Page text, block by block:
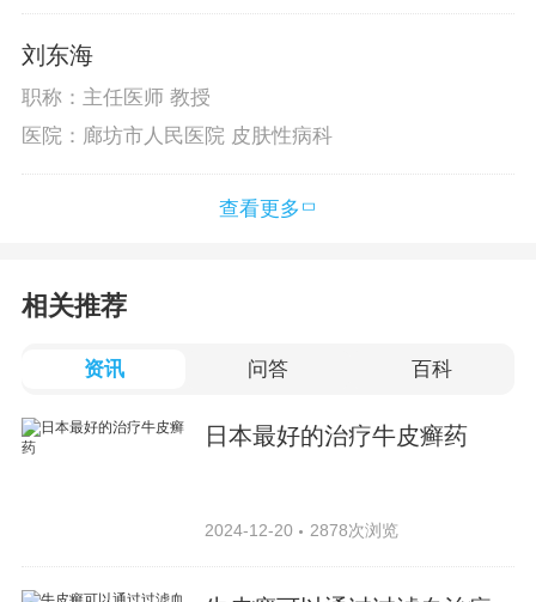
刘东海
职称：主任医师 教授
医院：廊坊市人民医院 皮肤性病科
查看更多
相关推荐
资讯 问答 百科
日本最好的治疗牛皮癣药
2024-12-20 2878次浏览